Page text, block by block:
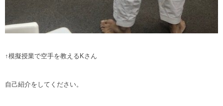
↑模擬授業で空手を教えるKさん
自己紹介をしてください。